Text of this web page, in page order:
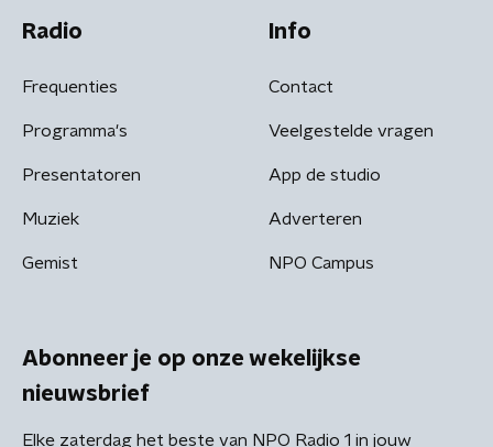
Radio
Frequenties
Programma's
Presentatoren
Muziek
Gemist
Info
Contact
Veelgestelde vragen
App de studio
Adverteren
NPO Campus
Abonneer je op onze wekelijkse
nieuwsbrief
Elke zaterdag het beste van NPO Radio 1 in jouw